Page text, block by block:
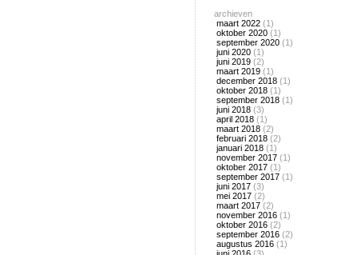
archieven
maart 2022 (1)
oktober 2020 (1)
september 2020 (1)
juni 2020 (1)
juni 2019 (2)
maart 2019 (1)
december 2018 (1)
oktober 2018 (1)
september 2018 (1)
juni 2018 (3)
april 2018 (1)
maart 2018 (2)
februari 2018 (2)
januari 2018 (1)
november 2017 (1)
oktober 2017 (1)
september 2017 (1)
juni 2017 (3)
mei 2017 (2)
maart 2017 (2)
november 2016 (1)
oktober 2016 (2)
september 2016 (2)
augustus 2016 (1)